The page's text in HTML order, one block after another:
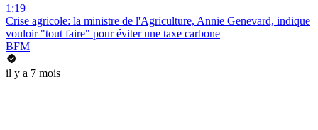
1:19
Crise agricole: la ministre de l'Agriculture, Annie Genevard, indique
vouloir "tout faire" pour éviter une taxe carbone
BFM
il y a 7 mois